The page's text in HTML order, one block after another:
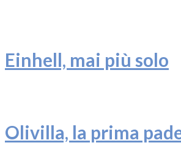
Einhell, mai più solo
Olivilla, la prima